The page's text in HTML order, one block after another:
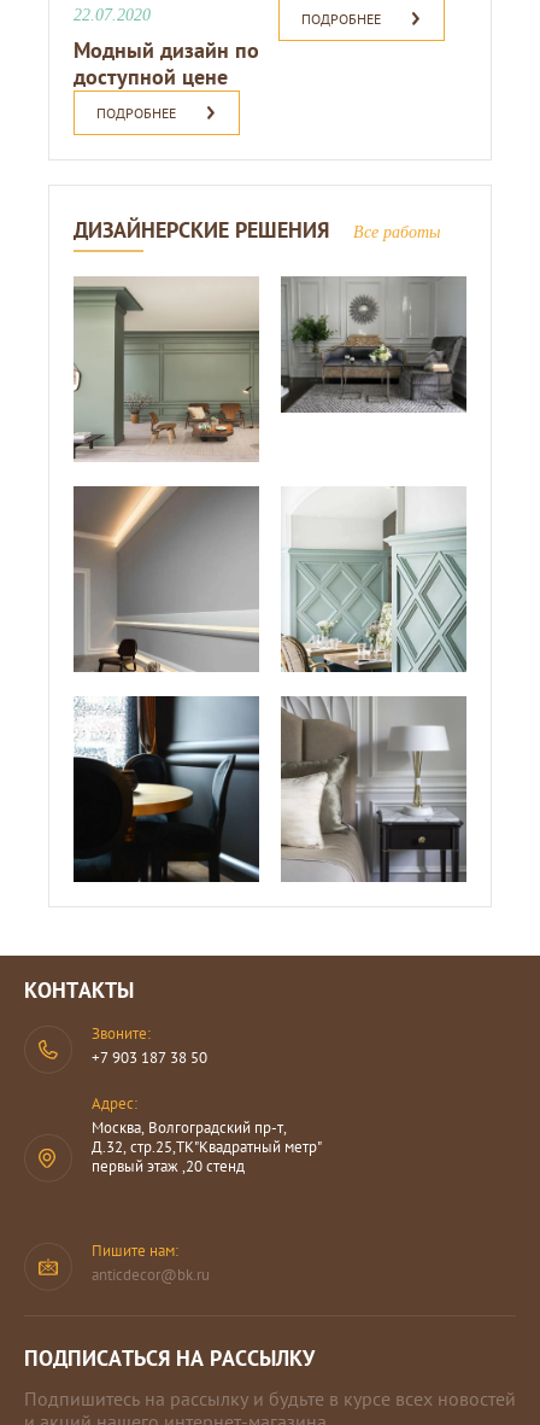
22.07.2020
Модный дизайн по
доступной цене
ПОДРОБНЕЕ
ПОДРОБНЕЕ
ДИЗАЙНЕРСКИЕ РЕШЕНИЯ Все работы
КОНТАКТЫ
Звоните:
+7 903 187 38 50
Адрес:
Москва, Волгоградский пр-т,
Д.32, стр.25,ТК"Квадратный метр"
первый этаж ,20 стенд
Пишите нам:
anticdecor@bk.ru
ПОДПИСАТЬСЯ НА РАССЫЛКУ
Подпишитесь на рассылку и будьте в курсе всех новостей